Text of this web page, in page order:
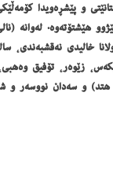
و پێشڕەویدا
ھێشتۆتەوە. لەوانە
خالیدی نەقشبەندی،
زێوەر، تۆفیق
و سەدان نووسەر و